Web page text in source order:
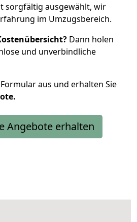
sorgfältig ausgewählt, wir
im Umzugsbereich.
Dann holen
und unverbindliche
aus und erhalten Sie
Angebote erhalten